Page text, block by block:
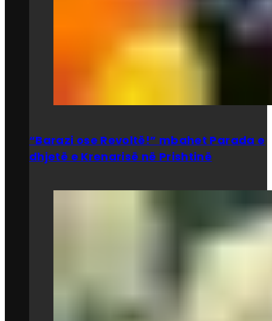
“Barazi ose Revoltë!” mbahet Parada e
dhjetë e Krenarisë në Prishtinë